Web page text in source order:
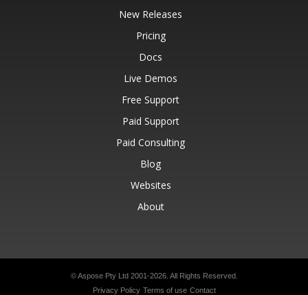
New Releases
Pricing
Docs
Live Demos
Free Support
Paid Support
Paid Consulting
Blog
Websites
About
© Aspose Pty Ltd 2001-2026. All Rights Reserved.
Privacy Policy Terms of use Contact